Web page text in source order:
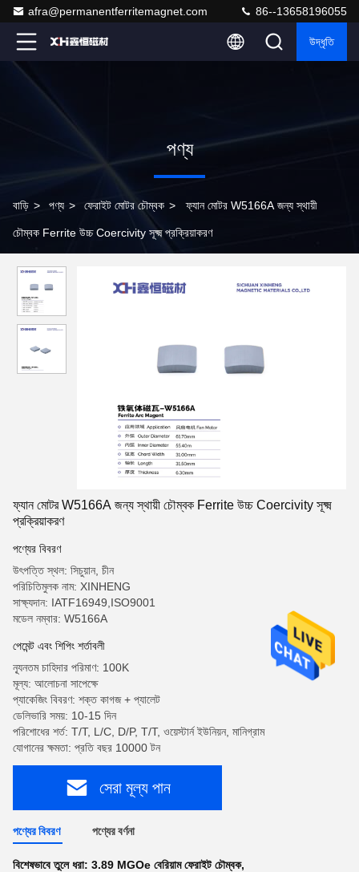
afra@permanentferritemagnet.com 86--13658196055
উদ্ধৃতি
পণ্য
বাড়ি > পণ্য > ফেরাইট মোটর চৌম্বক > ফ্যান মোটর W5166A জন্য স্থায়ী
চৌম্বক Ferrite উচ্চ Coercivity সূক্ষ্ম প্রক্রিয়াকরণ
ফ্যান মোটর W5166A জন্য স্থায়ী চৌম্বক Ferrite উচ্চ Coercivity সূক্ষ্ম
প্রক্রিয়াকরণ
পণ্যের বিবরণ
উৎপত্তি স্থল: সিচুয়ান, চীন
পরিচিতিমুলক নাম: XINHENG
সাক্ষ্যদান: IATF16949,ISO9001
মডেল নম্বার: W5166A
পেমেন্ট এবং শিপিং শর্তাবলী
ন্যূনতম চাহিদার পরিমাণ: 100K
মূল্য: আলোচনা সাপেক্ষে
প্যাকেজিং বিবরণ: শক্ত কাগজ + প্যালেট
ডেলিভারি সময়: 10-15 দিন
পরিশোধের শর্ত: T/T, L/C, D/P, T/T, ওয়েস্টার্ন ইউনিয়ন, মানিগ্রাম
যোগানের ক্ষমতা: প্রতি বছর 10000 টন
সেরা মূল্য পান
পণ্যের বিবরণ পণ্যের বর্ণনা
বিশেষভাবে তুলে ধরা: 3.89 MGOe বেরিয়াম ফেরাইট চৌম্বক,